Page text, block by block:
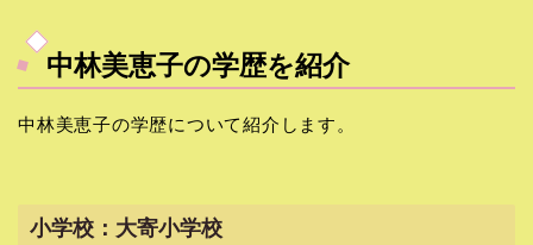
中林美恵子の学歴を紹介
中林美恵子の学歴について紹介します。
小学校：大寄小学校